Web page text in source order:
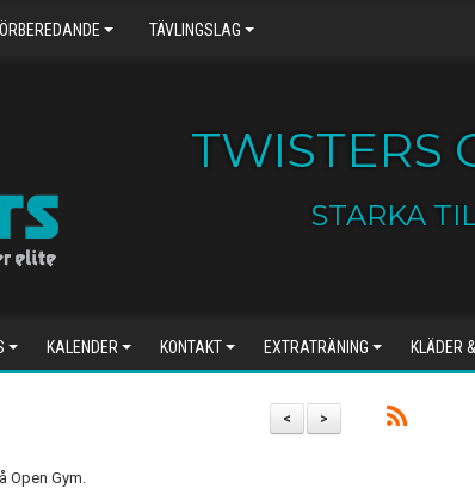
TÄVLINGSLAG
TWISTERS
STARKA
KALENDER KONTAKT EXTRATRÄNING KLÄDER
>
<
Open Gym.